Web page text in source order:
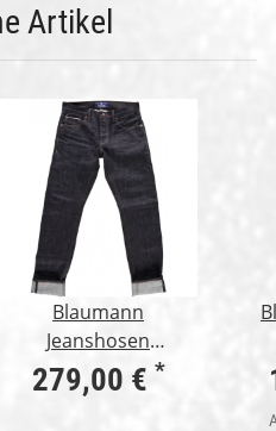
Artikel
Blaumann
Jeanshosen
"Schmaler Blaumann"
15oz
279,00 € *